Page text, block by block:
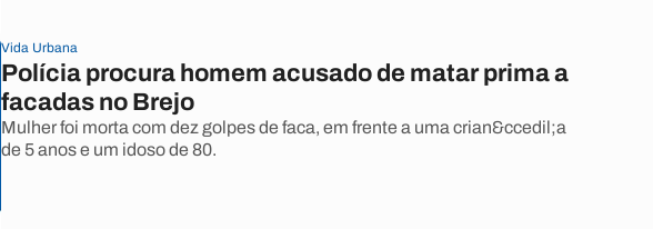
Vida Urbana
Polícia procura homem acusado de matar prima a
facadas no Brejo
Mulher foi morta com dez golpes de faca, em frente a uma crian&ccedil;a
de 5 anos e um idoso de 80.